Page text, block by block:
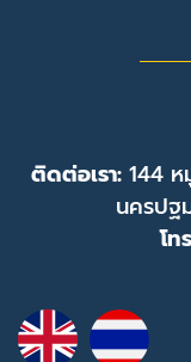
ติดต่อเรา: 144
นครปฐ
โ